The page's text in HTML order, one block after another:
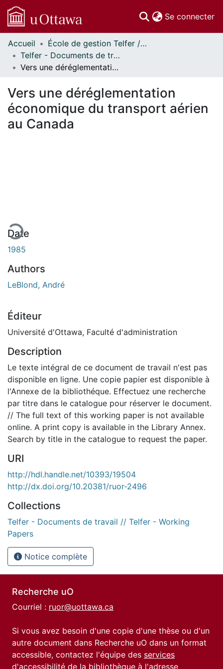
Se connecter
Communautés
et collections
Parcourir
À propos
Accueil
École de gestion Telfer // Telfer School of Management
Telfer - Documents de travail // Telfer - Working Papers
Vers une déréglementation économique du transport aérien au Canada
Vers une déréglementation
économique du transport aérien
au Canada
Date
1985
Authors
LeBlond, André
Éditeur
Université d'Ottawa, Faculté d'administration
Description
Le texte intégral de ce document de travail n'est pas
disponible en ligne. Une copie papier est disponible à
l'Annexe de la bibliothéque. Effectuez une recherche
par titre dans le catalogue pour réserver le document.
// The full text of this working paper is not available
online. A print copy is available in the Library Annex.
Search by title in the catalogue to request the paper.
URI
http://hdl.handle.net/10393/19504
http://dx.doi.org/10.20381/ruor-2496
Collections
Telfer - Documents de travail // Telfer - Working
Papers
Notice complète
Recherche uO
Courriel : ruor@uottawa.ca
Si vous avez besoin d'une copie d'une thèse ou d'un
autre document dans Recherche uO dans un format
accessible, contactez l'équipe des services
d'accessibilité de la bibliothèque à l'adresse